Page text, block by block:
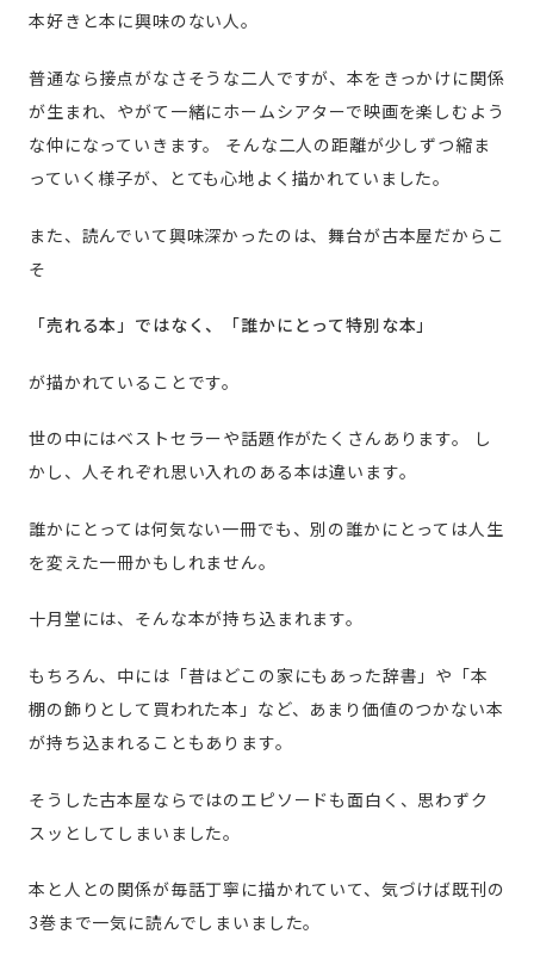
本好きと本に興味のない人。
普通なら接点がなさそうな二人ですが、本をきっかけに関係
が生まれ、やがて一緒にホームシアターで映画を楽しむよう
な仲になっていきます。
そんな二人の距離が少しずつ縮ま
っていく様子が、とても心地よく描かれていました。
また、読んでいて興味深かったのは、舞台が古本屋だからこ
そ
「売れる本」ではなく、「誰かにとって特別な本」
が描かれていることです。
世の中にはベストセラーや話題作がたくさんあります。
し
かし、人それぞれ思い入れのある本は違います。
誰かにとっては何気ない一冊でも、別の誰かにとっては人生
を変えた一冊かもしれません。
十月堂には、そんな本が持ち込まれます。
もちろん、中には「昔はどこの家にもあった辞書」や「本
棚の飾りとして買われた本」など、あまり価値のつかない本
が持ち込まれることもあります。
そうした古本屋ならではのエピソードも面白く、思わずク
スッとしてしまいました。
本と人との関係が毎話丁寧に描かれていて、気づけば既刊の
3巻まで一気に読んでしまいました。